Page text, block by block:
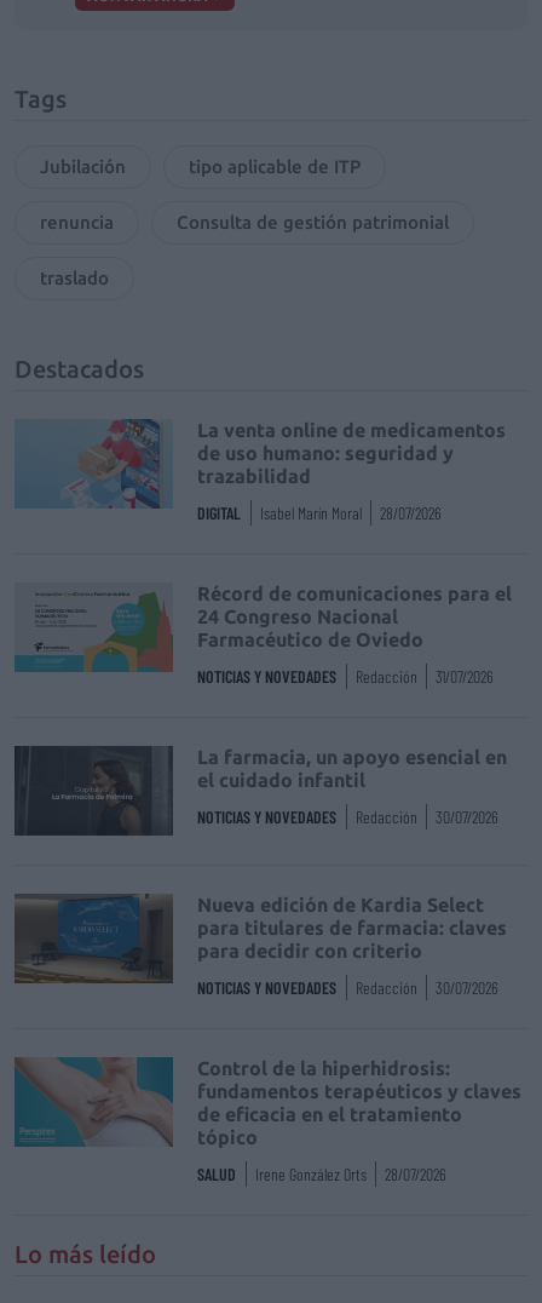
Tags
Jubilación tipo aplicable de ITP
renuncia Consulta de gestión patrimonial
traslado
Destacados
La venta online de medicamentos
de uso humano: seguridad y
trazabilidad
DIGITAL Isabel Marín Moral 28/07/2026
Récord de comunicaciones para el
24 Congreso Nacional
Farmacéutico de Oviedo
NOTICIAS Y NOVEDADES Redacción 31/07/2026
La farmacia, un apoyo esencial en
el cuidado infantil
NOTICIAS Y NOVEDADES Redacción 30/07/2026
Nueva edición de Kardia Select
para titulares de farmacia: claves
para decidir con criterio
NOTICIAS Y NOVEDADES Redacción 30/07/2026
Control de la hiperhidrosis:
fundamentos terapéuticos y claves
de eficacia en el tratamiento
tópico
SALUD Irene González Orts 28/07/2026
Lo más leído